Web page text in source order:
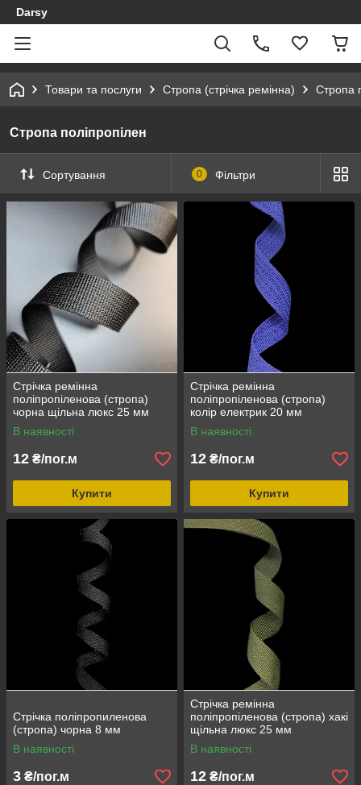
Darsy
Товари та послуги Стропа (стрічка ремінна) Стропа
Стропа поліпропілен
Сортування 0 Фільтри
Стрічка ремінна
поліпропіленова (стропа)
чорна щільна люкс 25 мм
В наявності
12 ₴/пог.м
Купити
Стрічка ремінна
поліпропіленова (стропа)
колір електрик 20 мм
В наявності
12 ₴/пог.м
Купити
Стрічка поліпропиленова
(стропа) чорна 8 мм
В наявності
3 ₴/пог.м
Стрічка ремінна
поліпропіленова (стропа) хакі
щільна люкс 25 мм
В наявності
12 ₴/пог.м